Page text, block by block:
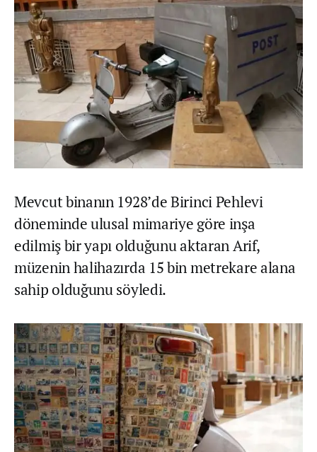
Mevcut binanın 1928’de Birinci Pehlevi
döneminde ulusal mimariye göre inşa
edilmiş bir yapı olduğunu aktaran Arif,
müzenin halihazırda 15 bin metrekare alana
sahip olduğunu söyledi.